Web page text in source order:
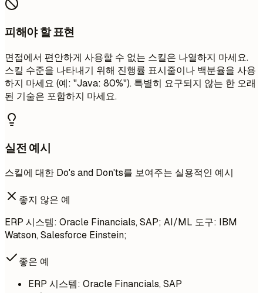
피해야 할 표현
면접에서 편안하게 사용할 수 없는 스킬은 나열하지 마세요.
스킬 수준을 나타내기 위해 진행률 표시줄이나 백분율을 사용
하지 마세요 (예: "Java: 80%"). 특별히 요구되지 않는 한 오래
된 기술은 포함하지 마세요.
실전 예시
스킬에 대한 Do's and Don'ts를 보여주는 실용적인 예시
좋지 않은 예
ERP 시스템: Oracle Financials, SAP; AI/ML 도구: IBM
Watson, Salesforce Einstein;
좋은 예
ERP 시스템: Oracle Financials, SAP